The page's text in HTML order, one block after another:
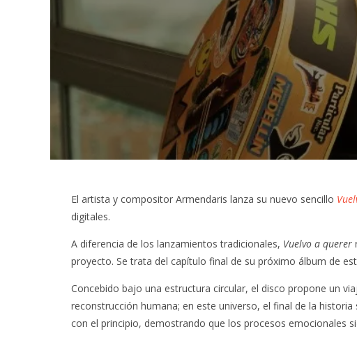
El artista y compositor Armendaris lanza su nuevo sencillo
digitales.
A diferencia de los lanzamientos tradicionales, Vuelvo a querer
proyecto. Se trata del capítulo final de su próximo álbum de
Concebido bajo una estructura circular, el disco propone un
reconstrucción humana; en este universo, el final de la
con el principio, demostrando que los procesos emocionales